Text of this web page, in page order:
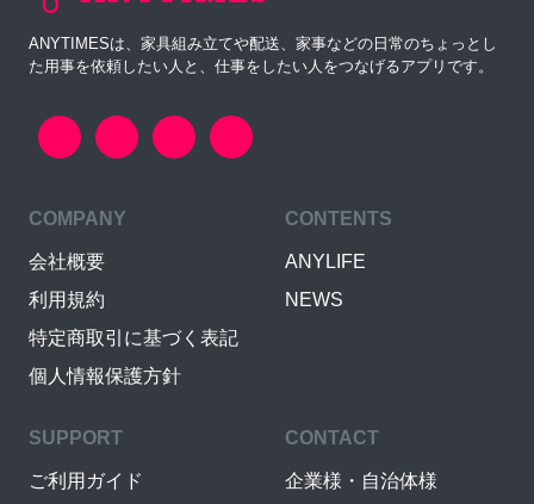
ANYTIMESは、家具組み立てや配送、家事などの日常のちょっとし
た用事を依頼したい人と、仕事をしたい人をつなげるアプリです。
COMPANY
会社概要
利用規約
特定商取引に基づく表記
個人情報保護方針
CONTENTS
ANYLIFE
NEWS
SUPPORT
ご利用ガイド
CONTACT
企業様・自治体様